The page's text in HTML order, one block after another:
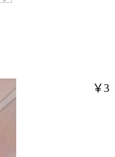
￥3